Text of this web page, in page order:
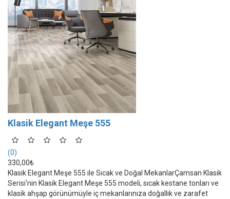
Klasik Elegant Meşe 555
(0)
330,00₺
Klasik Elegant Meşe 555 ile Sıcak ve Doğal MekanlarÇamsan Klasik
Serisi'nin Klasik Elegant Meşe 555 modeli, sıcak kestane tonları ve
klasik ahşap görünümüyle iç mekanlarınıza doğallık ve zarafet